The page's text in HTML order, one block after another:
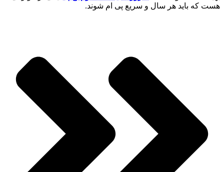
هست که باید هر سال و سریع پی ام شوند.